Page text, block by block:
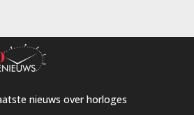
nieuws over horloges